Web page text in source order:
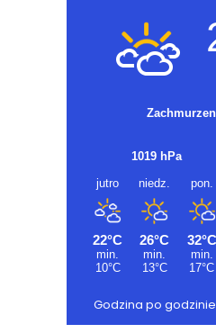
Godzina po godzinie